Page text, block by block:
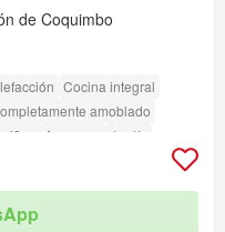
de Coquimbo
Cocina integral
amoblado
Ascensor
Jardín